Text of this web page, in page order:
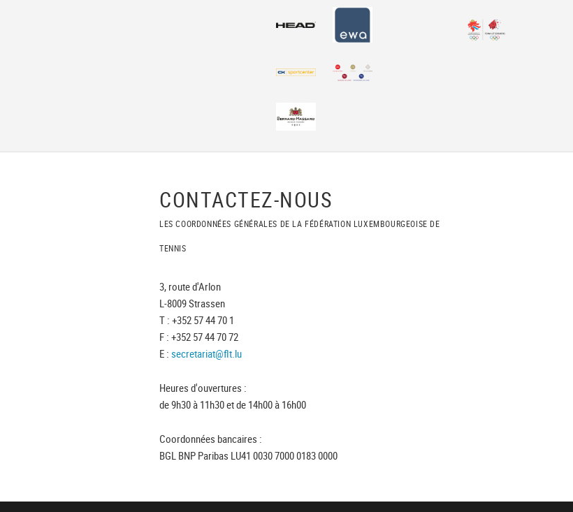
CONTACTEZ-NOUS
LES COORDONNÉES GÉNÉRALES DE LA FÉDÉRATION LUXEMBOURGEOISE DE
TENNIS
3, route d'Arlon
L-8009 Strassen
T : +352 57 44 70 1
F : +352 57 44 70 72
E : secretariat@flt.lu
Heures d'ouvertures :
de 9h30 à 11h30 et de 14h00 à 16h00
Coordonnées bancaires :
BGL BNP Paribas LU41 0030 7000 0183 0000